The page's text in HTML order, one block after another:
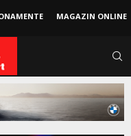
MAGAZIN ONLINE